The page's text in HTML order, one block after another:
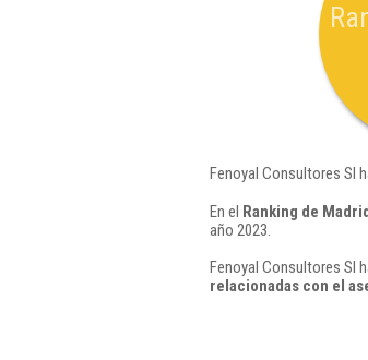
Fenoyal Consultores Sl
En el Ranking de
año 2023.
Fenoyal Consultores Sl
relacionadas con el